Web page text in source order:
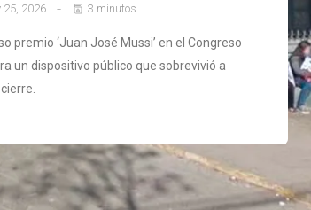
25, 2026 3 minutos
premio ‘Juan José Mussi’ en el Congreso
un dispositivo público que sobrevivió a